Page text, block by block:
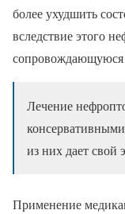
более ухудшить
вследствие этого
сопровождающуюся
Лечение
из них дает свой
Применение